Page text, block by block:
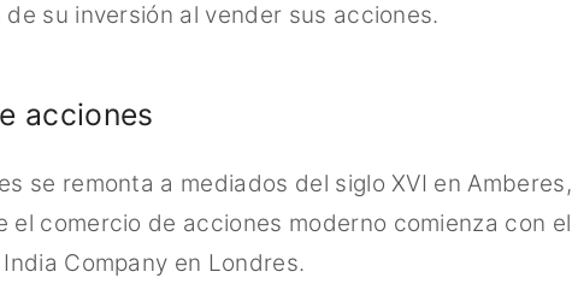
su inversión al vender sus acciones.
acciones
se remonta a mediados del siglo XVI en Amberes,
el comercio de acciones moderno comienza con el
Company en Londres.